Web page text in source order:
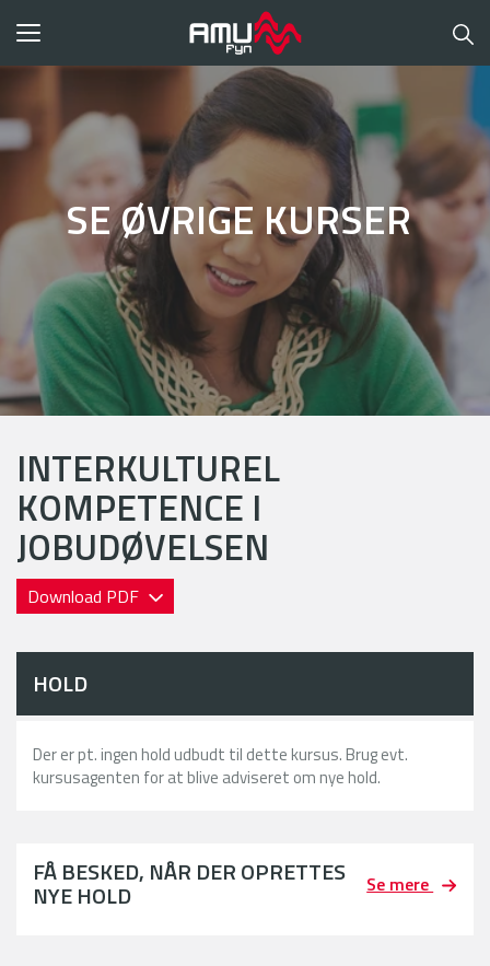
Toggle
SE ØVRIGE KURSER
INTERKULTUREL
KOMPETENCE I
JOBUDØVELSEN
Download PDF
HOLD
Der er pt. ingen hold udbudt til dette kursus. Brug evt.
kursusagenten for at blive adviseret om nye hold.
FÅ BESKED, NÅR DER OPRETTES
NYE HOLD Se mere